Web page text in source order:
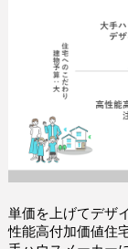
単価を上げてデザ
性能高付加価値住